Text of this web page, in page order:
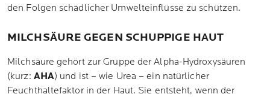
den Folgen schädlicher Umwelteinflüsse zu schützen.
MILCHSÄURE GEGEN SCHUPPIGE HAUT
Milchsäure gehört zur Gruppe der Alpha-Hydroxysäuren
(kurz: AHA) und ist – wie Urea – ein natürlicher
Feuchthaltefaktor in der Haut. Sie entsteht, wenn der